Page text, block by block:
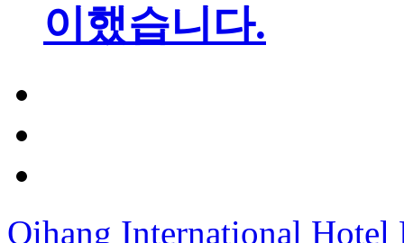
이했습니다.
Qihang International Hotel